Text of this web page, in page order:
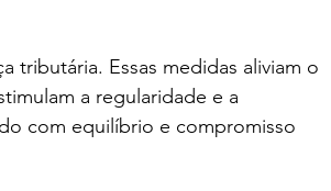
tributária. Essas medidas aliviam o
a regularidade e a
com equilíbrio e compromisso